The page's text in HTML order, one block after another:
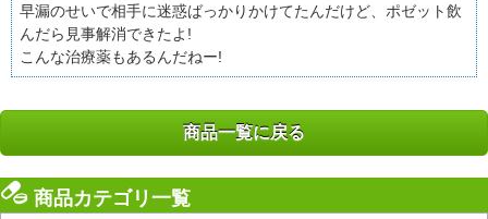
早漏のせいで相手に迷惑ばっかりかけてたんだけど、ポゼット飲
んだら見事解消できたよ!
こんな治療薬もあるんだねー!
商品一覧に戻る
商品カテゴリ一覧